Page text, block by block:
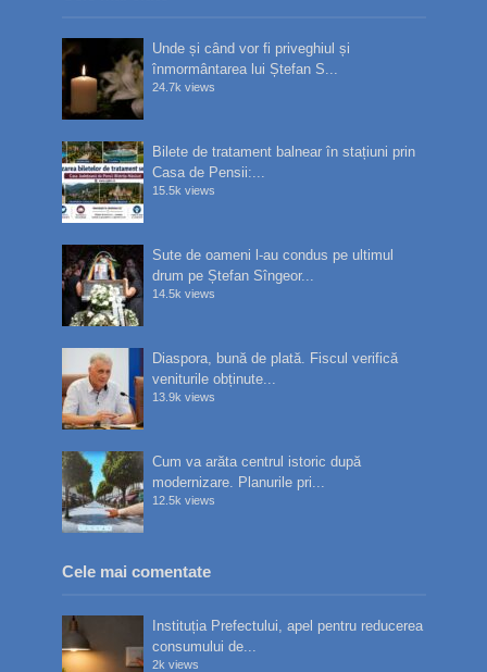
Unde și când vor fi priveghiul și
înmormântarea lui Ștefan S...
24.7k views
Bilete de tratament balnear în stațiuni prin
Casa de Pensii:...
15.5k views
Sute de oameni l-au condus pe ultimul
drum pe Ștefan Sîngeor...
14.5k views
Diaspora, bună de plată. Fiscul verifică
veniturile obținute...
13.9k views
Cum va arăta centrul istoric după
modernizare. Planurile pri...
12.5k views
Cele mai comentate
Instituția Prefectului, apel pentru reducerea
consumului de...
2k views